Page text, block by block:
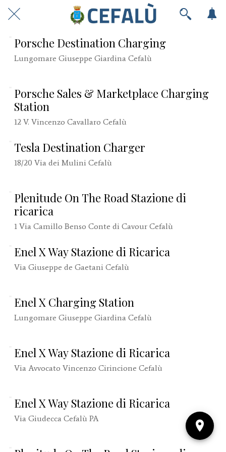
Porsche Destination Charging
Lungomare Giuseppe Giardina Cefalù
Porsche Sales & Marketplace Charging
Station
12 V. Vincenzo Cavallaro Cefalù
Tesla Destination Charger
18/20 Via dei Mulini Cefalù
Plenitude On The Road Stazione di
ricarica
1 Via Camillo Benso Conte di Cavour Cefalù
Enel X Way Stazione di Ricarica
Via Giuseppe de Gaetani Cefalù
Enel X Charging Station
Lungomare Giuseppe Giardina Cefalù
Enel X Way Stazione di Ricarica
Via Avvocato Vincenzo Cirincione Cefalù
Enel X Way Stazione di Ricarica
Via Giudecca Cefalù PA